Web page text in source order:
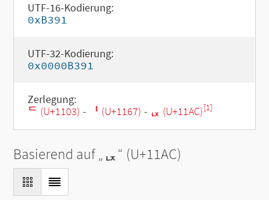
UTF-16-Kodierung:
0xB391
UTF-32-Kodierung:
0x0000B391
Zerlegung:
ᄃ (U+1103) - ᅧ (U+1167) - ᆬ (U+11AC)[1]
Basierend auf „ᆬ“ (U+11AC)